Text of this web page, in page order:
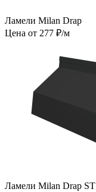
Ламели Milan Drap
Цена от 277 ₽/м
Ламели Milan Drap ST